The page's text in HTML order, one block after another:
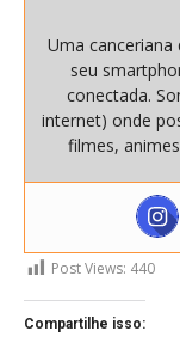
Uma canceriana
seu
conectada.
internet) onde
filmes,
Post Views: 440
Compartilhe isso: